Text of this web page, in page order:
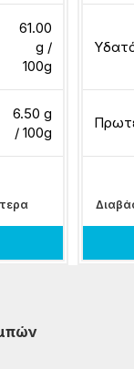
61.00
g /
100g
6.50 g
/ 100g